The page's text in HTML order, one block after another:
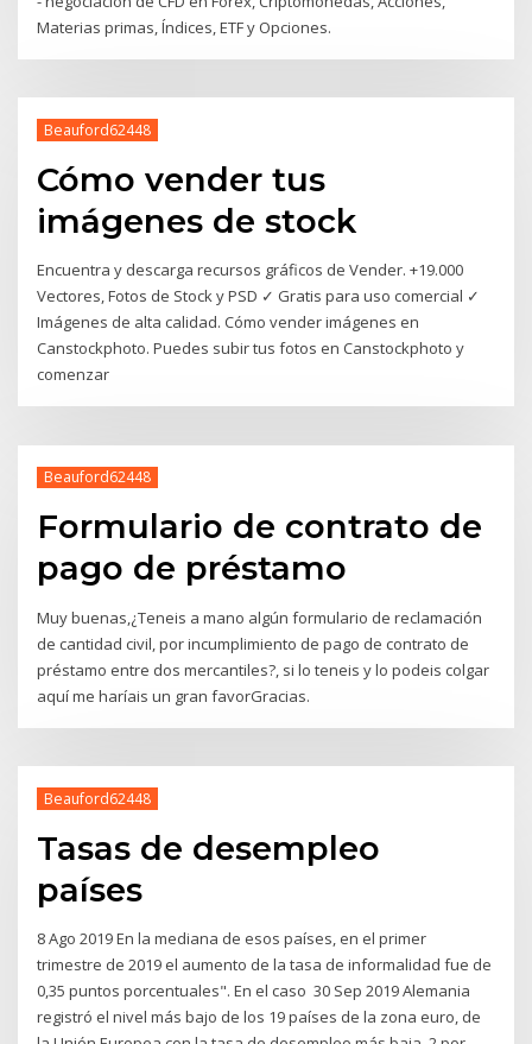
Materias primas, Índices, ETF y Opciones.
Beauford62448
Cómo vender tus
imágenes de stock
Encuentra y descarga recursos gráficos de Vender. +19.000
Vectores, Fotos de Stock y PSD ✓ Gratis para uso comercial ✓
Imágenes de alta calidad. Cómo vender imágenes en
Canstockphoto. Puedes subir tus fotos en Canstockphoto y
comenzar
Beauford62448
Formulario de contrato de
pago de préstamo
Muy buenas,¿Teneis a mano algún formulario de reclamación
de cantidad civil, por incumplimiento de pago de contrato de
préstamo entre dos mercantiles?, si lo teneis y lo podeis colgar
aquí me haríais un gran favorGracias.
Beauford62448
Tasas de desempleo
países
8 Ago 2019 En la mediana de esos países, en el primer
trimestre de 2019 el aumento de la tasa de informalidad fue de
0,35 puntos porcentuales". En el caso 30 Sep 2019 Alemania
registró el nivel más bajo de los 19 países de la zona euro, de